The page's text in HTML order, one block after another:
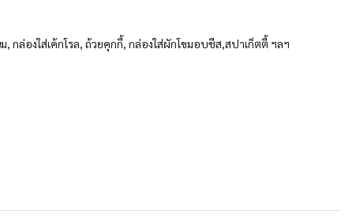
กล่องใส่เค้กโรล, ถ้วยคุกกี้, กล่องใส่ผักโขมอบชีส,สปาเก็ตตี้ ฯลฯ